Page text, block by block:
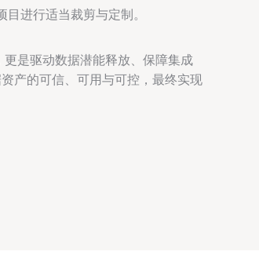
进行适当裁剪与定制。
更是驱动数据潜能释放、保障集成
产的可信、可用与可控，最终实现